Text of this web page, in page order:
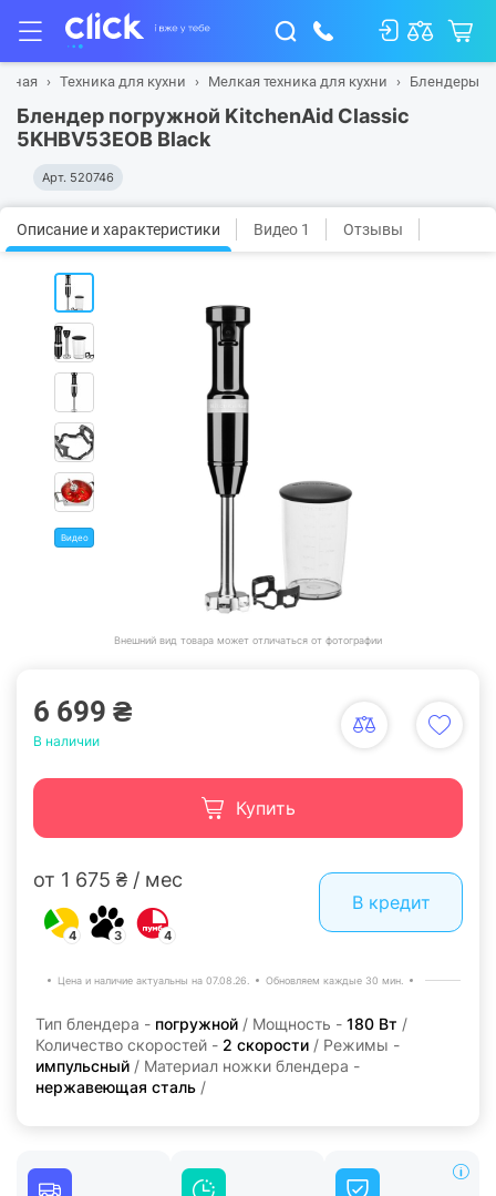
Техника для кухни Мелкая техника для кухни Блендеры
Блендер погружной KitchenAid Classic
5KHBV53EOB Black
Арт. 520746
Описание и характеристики Видео 1 Отзывы
Видео
Внешний вид товара может отличаться от фотографии
6 699 ₴
В наличии
Купить
от 1 675 ₴ / мес
4 3 4
В кредит
Цена и наличие актуальны на 07.08.26. Обновляем каждые 30 мин.
Тип блендера - погружной / Мощность - 180 Вт /
Количество скоростей - 2 скорости / Режимы -
импульсный / Материал ножки блендера -
нержавеющая сталь /